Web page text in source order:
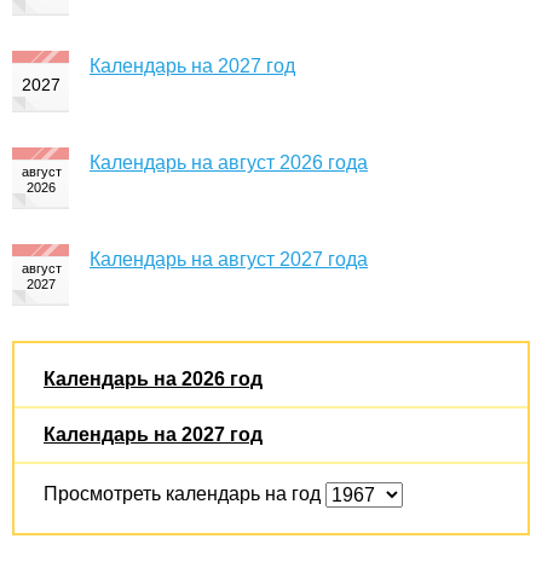
Календарь на 2027 год
Календарь на август 2026 года
Календарь на август 2027 года
Календарь на 2026 год
Календарь на 2027 год
Просмотреть календарь на год